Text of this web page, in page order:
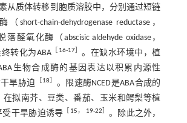
从质体转移到胞质溶胶中，分别通过短链
short-chain-dehydrogenase reductase，
落醛氧化酶（abscisic aldehyde oxidase，
转化为ABA
16-17］ 。在缺水环境中，植
生物合成酶的基因表达以积累内源性
旱胁迫
18
。限速酶NCED是ABA合成的
在拟南芥、豆类、番茄、玉米和鳄梨等植
受干旱胁迫诱导
15， 19-22
。除此之外，